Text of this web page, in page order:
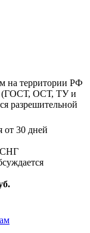
на территории РФ
(ГОСТ, ОСТ, ТУ и
разрешительной
от 30 дней
СНГ